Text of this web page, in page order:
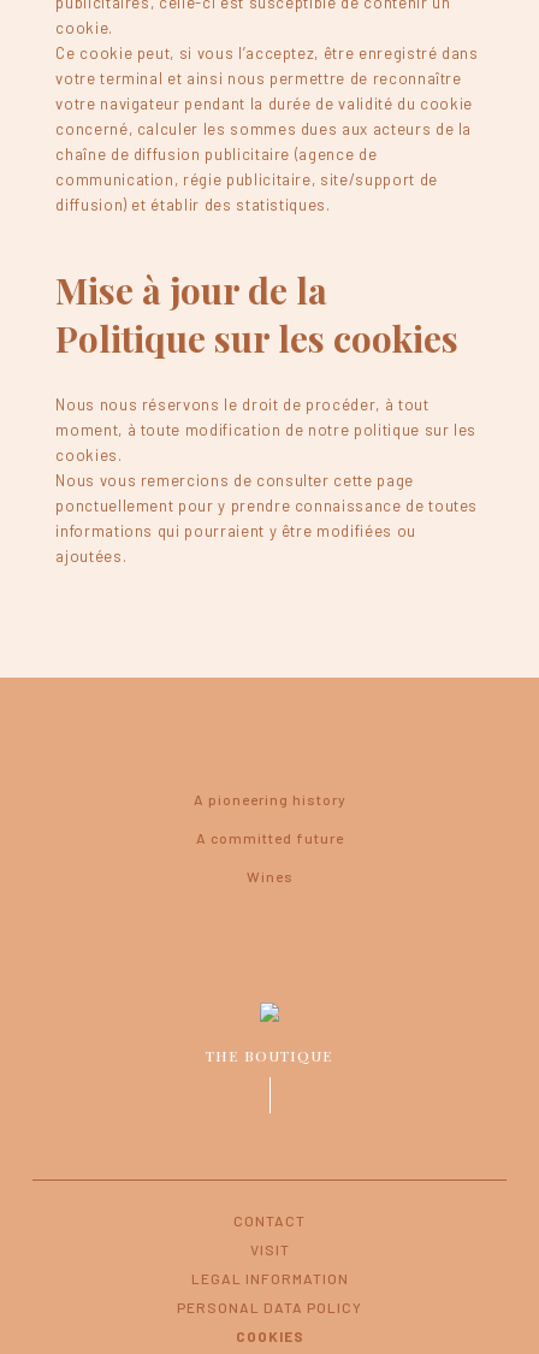
cookie.
Ce cookie peut, si vous l’acceptez, être enregistré dans
votre terminal et ainsi nous permettre de reconnaître
votre navigateur pendant la durée de validité du cookie
concerné, calculer les sommes dues aux acteurs de la
chaîne de diffusion publicitaire (agence de
communication, régie publicitaire, site/support de
diffusion) et établir des statistiques.
Mise à jour de la
Politique sur les cookies
Nous nous réservons le droit de procéder, à tout
moment, à toute modification de notre politique sur les
cookies.
Nous vous remercions de consulter cette page
ponctuellement pour y prendre connaissance de toutes
informations qui pourraient y être modifiées ou
ajoutées.
A pioneering history
A committed future
Wines
THE BOUTIQUE
CONTACT
VISIT
LEGAL INFORMATION
PERSONAL DATA POLICY
COOKIES